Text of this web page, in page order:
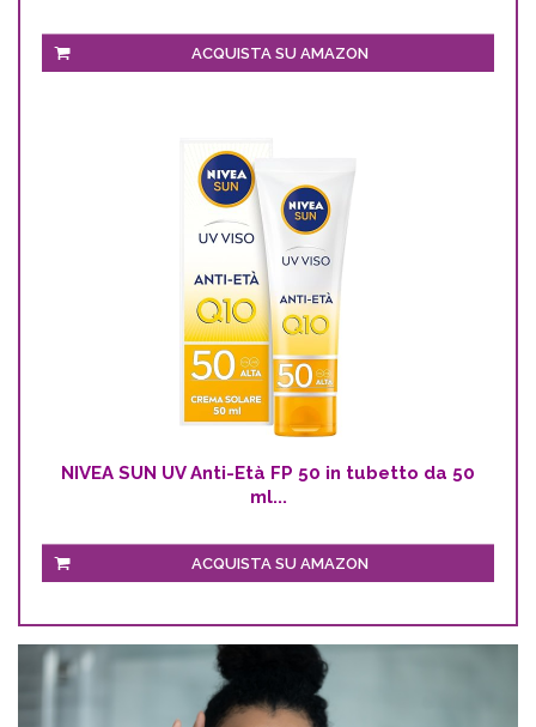
ACQUISTA SU AMAZON
NIVEA SUN UV Anti-Età FP 50 in tubetto da 50
ml...
ACQUISTA SU AMAZON